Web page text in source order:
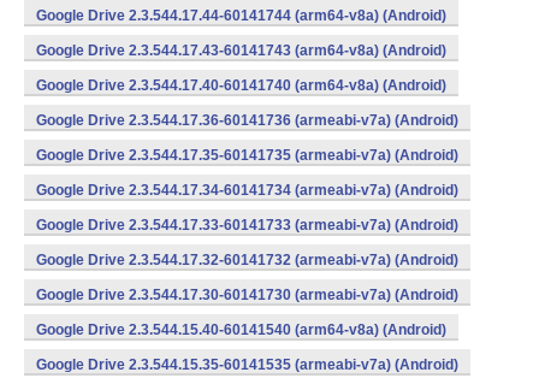
Google Drive 2.3.544.17.44-60141744 (arm64-v8a) (Android)
Google Drive 2.3.544.17.43-60141743 (arm64-v8a) (Android)
Google Drive 2.3.544.17.40-60141740 (arm64-v8a) (Android)
Google Drive 2.3.544.17.36-60141736 (armeabi-v7a) (Android)
Google Drive 2.3.544.17.35-60141735 (armeabi-v7a) (Android)
Google Drive 2.3.544.17.34-60141734 (armeabi-v7a) (Android)
Google Drive 2.3.544.17.33-60141733 (armeabi-v7a) (Android)
Google Drive 2.3.544.17.32-60141732 (armeabi-v7a) (Android)
Google Drive 2.3.544.17.30-60141730 (armeabi-v7a) (Android)
Google Drive 2.3.544.15.40-60141540 (arm64-v8a) (Android)
Google Drive 2.3.544.15.35-60141535 (armeabi-v7a) (Android)